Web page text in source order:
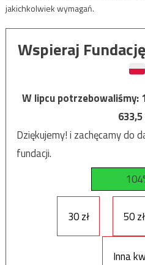
jakichkolwiek wymagań.
Wspieraj
W lipcu potrzebowaliśmy:
633,5
Dziękujemy! i zachęcamy do
fundacji.
30 zł 50 zł
Inna